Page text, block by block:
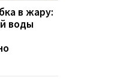
в жару:
воды